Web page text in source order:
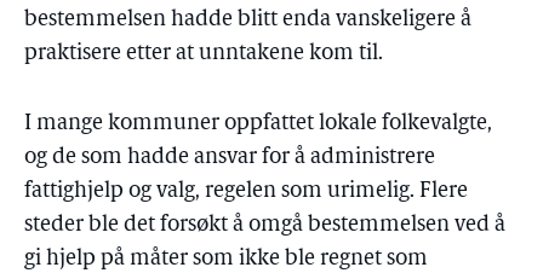
bestemmelsen hadde blitt enda vanskeligere å
praktisere etter at unntakene kom til.
I mange kommuner oppfattet lokale folkevalgte,
og de som hadde ansvar for å administrere
fattighjelp og valg, regelen som urimelig. Flere
steder ble det forsøkt å omgå bestemmelsen ved å
gi hjelp på måter som ikke ble regnet som